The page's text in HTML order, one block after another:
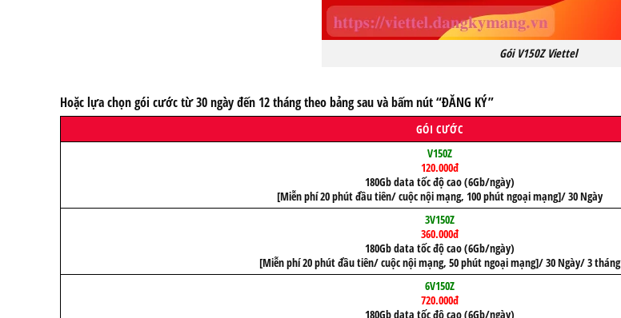
Gói V150Z Viettel
Hoặc lựa chọn gói cước từ 30 ngày đến 12 tháng theo bảng sau và bấm nút “ĐĂNG KÝ”
GÓI CƯỚC
V150Z
120.000đ
180Gb data tốc độ cao (6Gb/ngày)
[Miễn phí 20 phút đầu tiên/ cuộc nội mạng, 100 phút ngoại mạng]/ 30 Ngày
3V150Z
360.000đ
180Gb data tốc độ cao (6Gb/ngày)
[Miễn phí 20 phút đầu tiên/ cuộc nội mạng, 50 phút ngoại mạng]/ 30 Ngày/ 3 tháng
6V150Z
720.000đ
180Gb data tốc độ cao (6Gb/ngày)